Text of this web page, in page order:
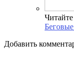
Добавить